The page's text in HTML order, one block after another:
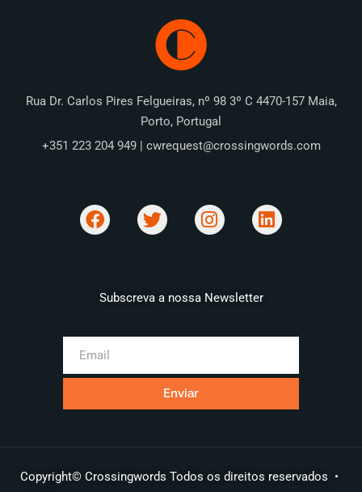
Rua Dr. Carlos Pires Felgueiras, nº 98 3º C 4470-157 Maia,
Porto, Portugal
+351 223 204 949 | cwrequest@crossingwords.com
Subscreva a nossa Newsletter
Copyright© Crossingwords Todos os direitos reservados •